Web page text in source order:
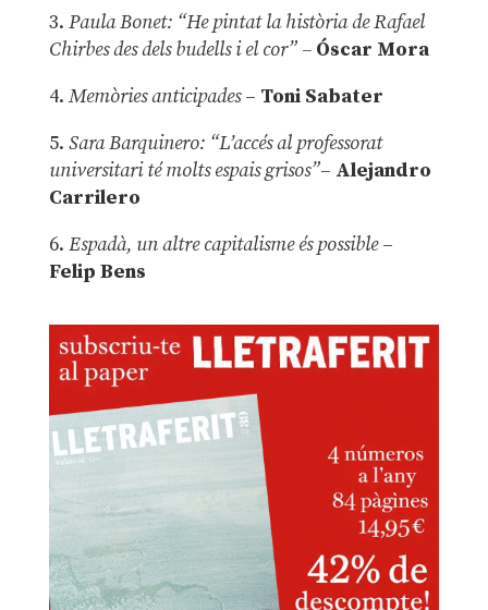
3. Paula Bonet: “He pintat la història de Rafael
Chirbes des dels budells i el cor” –Óscar Mora
4. Memòries anticipades– Toni Sabater
5. Sara Barquinero: “L’accés al professorat
universitari té molts espais grisos”– Alejandro
Carrilero
6. Espadà, un altre capitalisme és possible –
Felip Bens